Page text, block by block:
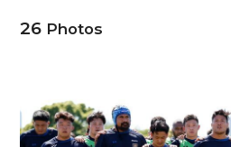
26Photos